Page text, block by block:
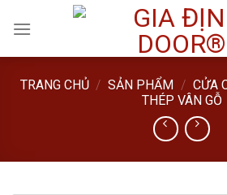
TRANG CHỦ / SẢN PHẨM / CỬA
THÉP VÂN GỖ